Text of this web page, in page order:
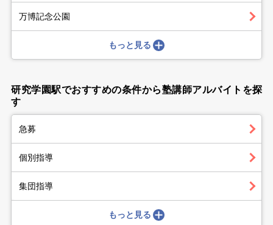
万博記念公園
もっと見る
研究学園駅でおすすめの条件から塾講師アルバイトを探
す
急募
個別指導
集団指導
もっと見る